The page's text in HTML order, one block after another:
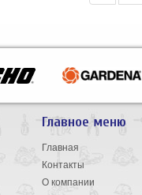
Главное меню
Главная
Контакты
О компании